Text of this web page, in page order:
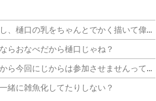
、樋口の乳をちゃんとでかく描いて偉いぞ?
ならおなべだから樋口じゃね？
したらどうなるんだろ、CRカップ中止になるんかなにじと絡めないならプロ側としてはなんの利点もないし
一緒に雑魚化してたりしない？